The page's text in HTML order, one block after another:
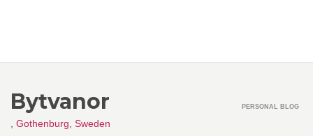
Bytvanor
Gothenburg Sweden
PERSONAL BLOG